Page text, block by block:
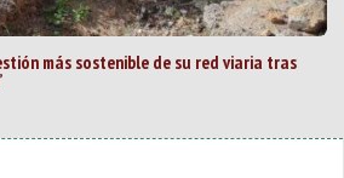
más sostenible de su red viaria tras